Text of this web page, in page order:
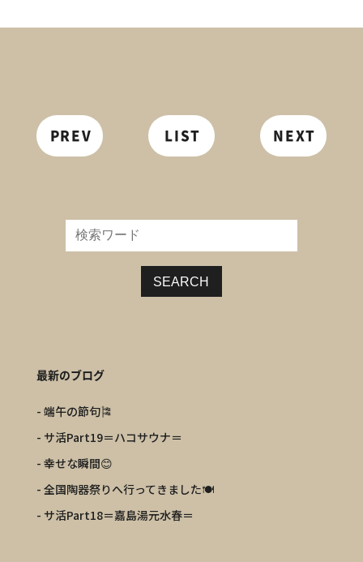
SEARCH
最新のブログ
- 端午の節句🎏
- サ活Part19＝ハコサウナ＝
- 幸せな瞬間😊
- 全国陶器祭りへ行ってきました🍽️
- サ活Part18＝嘉島湯元水春＝
PREV LIST NEXT